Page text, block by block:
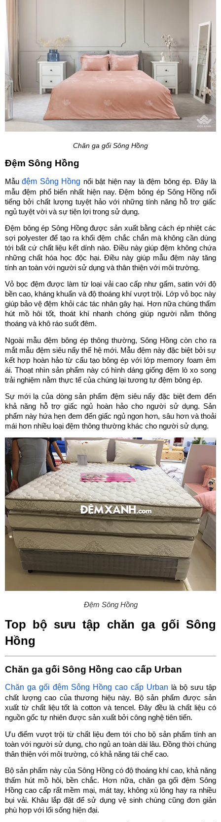
Chăn ga gối Sông Hồng
Đệm Sông Hồng
Mẫu đệm Sông Hồng nổi bật hiện nay là đệm bông ép. Đây là
mẫu đệm phổ biến nhất hiện nay. Đệm bông ép Sông Hồng nổi
tiếng bởi chất lượng tuyệt hảo với những tính năng hỗ trợ giấc
ngủ tuyệt vời và sự tiện lợi trong sử dụng.
Đệm bông ép Sông Hồng được sản xuất bằng cách ép nhiệt các
sợi polyester để tạo ra khối đệm chắc chắn mà không cần dùng
tới bất cứ chất liệu kết dính nào. Điều này giúp đệm không chứa
những chất hóa học độc hại. Điều này giúp mẫu đệm này tăng
tính an toàn với người sử dụng và thân thiện với môi trường.
Vỏ bọc đệm được làm từ loại vải cao cấp như gấm, satin với độ
bền cao, kháng khuẩn và độ thoáng khí vượt trội. Lớp vỏ bọc này
giúp bảo vệ đệm khỏi các tác nhân gây hại. Hơn nữa chúng thấm
hút mồ hôi tốt, thoát khí nhanh chóng giúp người nằm thông
thoáng và khô ráo suốt đêm.
Ngoài mẫu đệm bông ép thông thường, Sông Hồng còn cho ra
mắt mẫu đệm siêu nẩy thế hệ mới. Mẫu đệm này đặc biệt bởi sự
kết hợp hoàn hảo từ cấu tạo bông ép với lớp memory foam êm
ái. Thoạt nhìn sản phẩm này có hình dáng giống đệm lò xo song
trải nghiệm nằm thực tế của chúng lại tương tự đệm bông ép.
Sự mới lạ của dòng sản phẩm đệm siêu nẩy đặc biệt đem đến
khả năng hỗ trợ giấc ngủ hoàn hảo cho người sử dụng. Sản
phẩm này hứa hẹn đem đến giấc ngủ ngon hơn, sâu hơn và thoải
mái hơn nhiều loại đệm thông thường khác cho người sử dụng.
Đệm Sông Hồng
Top bộ sưu tập chăn ga gối Sông
Hồng
Chăn ga gối Sông Hồng cao cấp Urban
Chăn ga gối đệm Sông Hồng cao cấp Urban là bộ sưu tập
chất lượng cao của thương hiệu này. Bộ sản phẩm được sản
xuất từ chất liệu tốt là cotton và tencel. Đây đều là chất liệu có
nguồn gốc tự nhiên được sản xuất bởi công nghệ tiên tiến.
Ưu điểm vượt trội từ chất liệu đem tới cho bộ sản phẩm tính an
toàn với người sử dụng, cho ngủ an toàn dài lâu. Đồng thời chúng
thân thiện với môi trường, có khả năng tái chế cao.
Bộ sản phẩm này của Sông Hồng có độ thoáng khí cao, khả năng
thấm hút mồ hôi, bền chắc. Hơn nữa, chăn ga gối đệm Sông
Hồng cao cấp rất mềm mại, mát tay, không xù lông hay ra nhiều
bụi vải. Khâu lắp đặt để sử dụng vệ sinh chúng cũng đơn giản
phù hợp với lối sống hiện đại.